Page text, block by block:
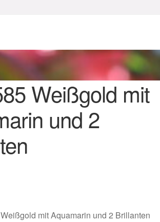
Weißgold mit
und 2
mit Aquamarin und 2 Brillanten